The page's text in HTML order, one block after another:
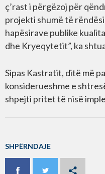
ç’rast i përgëzoj për
projekti shumë të
hapësirave publike
dhe Kryeqytetit”, ka
Sipas Kastratit, ditë më
konsiderueshme e
shpejti pritet të nisë
SHPËRNDAJE